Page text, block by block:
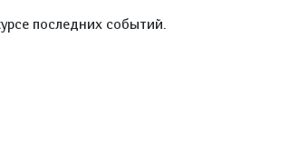
последних событий.